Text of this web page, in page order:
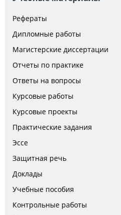
Рефераты
Дипломные работы
Магистерские диссертации
Отчеты по практике
Ответы на вопросы
Курсовые работы
Курсовые проекты
Практические задания
Эссе
Защитная речь
Доклады
Учебные пособия
Контрольные работы